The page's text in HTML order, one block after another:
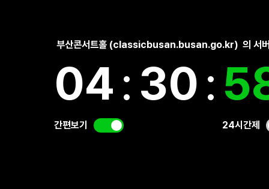
부산콘서트홀 (classicbusan.busan.go.kr) 의 서
04: 30:
간편보기 24시간제